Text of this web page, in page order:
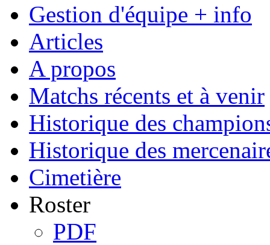
Gestion d'équipe + info
Articles
A propos
Matchs récents et à venir
Historique des
Historique des
Cimetière
Roster
PDF